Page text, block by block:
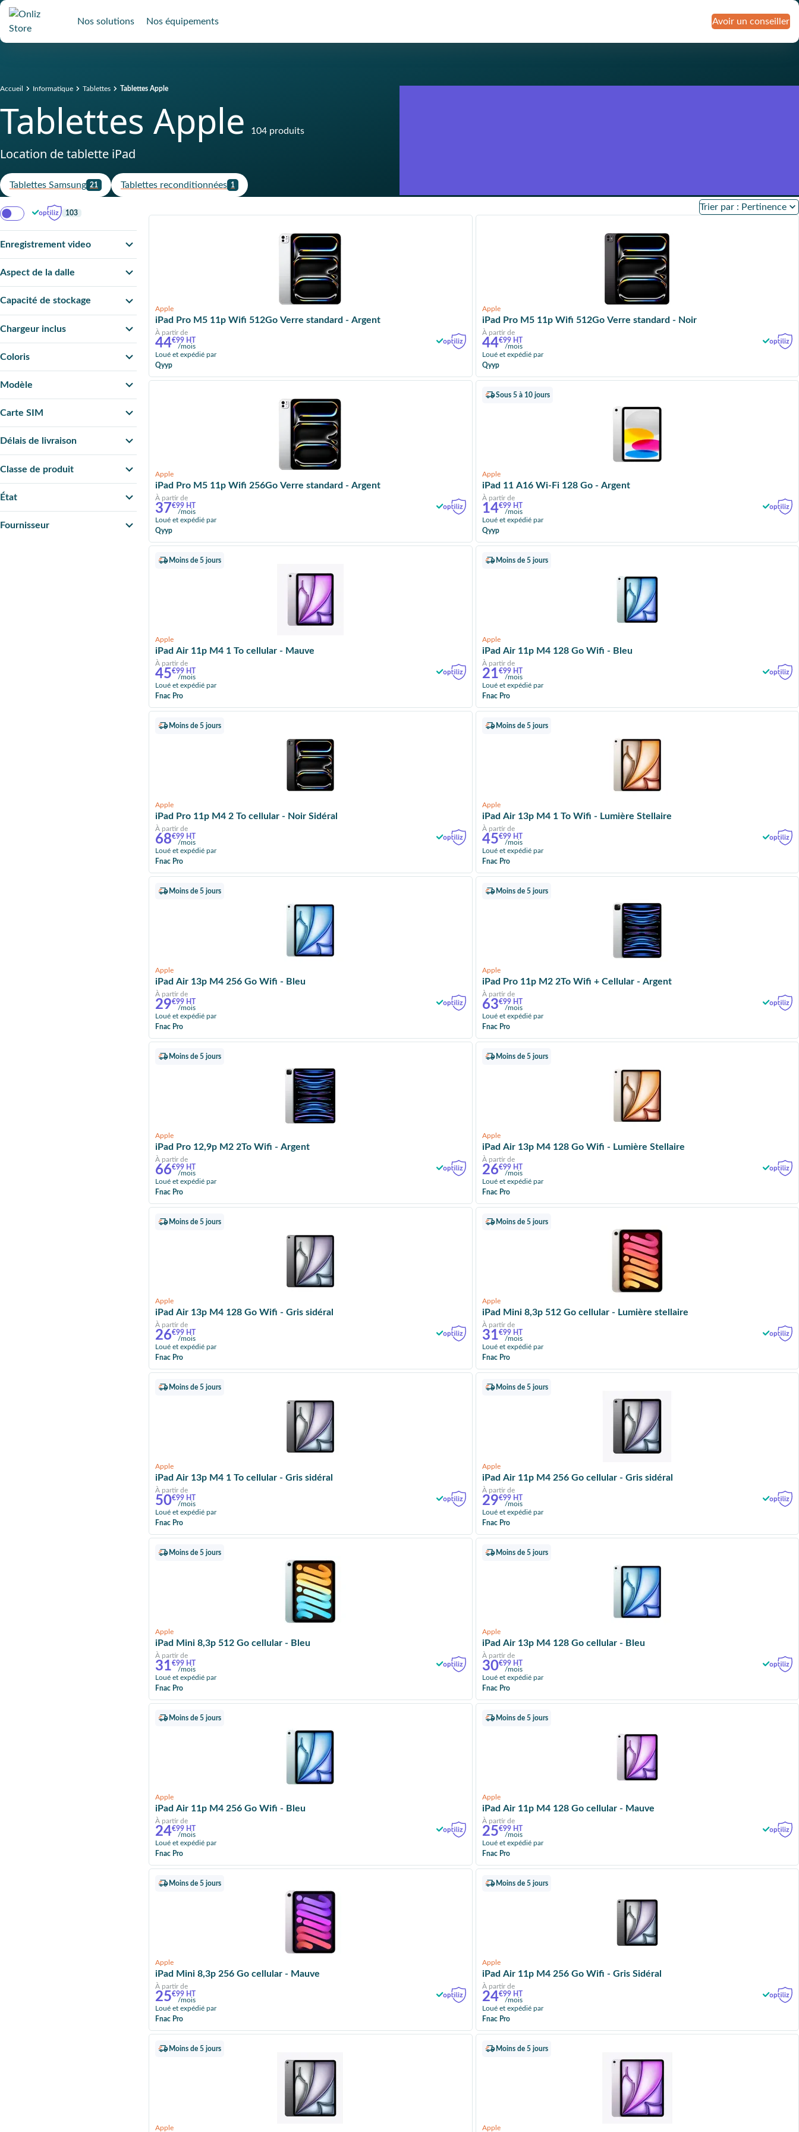
Nos solutions Nos équipements Avoir un conseiller
Accueil Informatique Tablettes Tablettes Apple
Tablettes Apple 104 produits
Location de tablette iPad
Tablettes Samsung 21 Tablettes reconditionnées 1
103
Enregistrement video
Aspect de la dalle
Capacité de stockage
Chargeur inclus
Coloris
Modèle
Carte SIM
Délais de livraison
Classe de produit
État
Fournisseur
Trier par : Pertinence
Apple
iPad Pro M5 11p Wifi 512Go Verre standard - Argent
À partir de
44€99 HT
/mois
Loué et expédié par
Qyyp
Apple
iPad Pro M5 11p Wifi 512Go Verre standard - Noir
À partir de
44€99 HT
/mois
Loué et expédié par
Qyyp
Apple
iPad Pro M5 11p Wifi 256Go Verre standard - Argent
À partir de
37€99 HT
/mois
Loué et expédié par
Qyyp
Sous 5 à 10 jours
Apple
iPad 11 A16 Wi‑Fi 128 Go - Argent
À partir de
14€99 HT
/mois
Loué et expédié par
Qyyp
Moins de 5 jours
Apple
iPad Air 11p M4 1 To cellular - Mauve
À partir de
45€99 HT
/mois
Loué et expédié par
Fnac Pro
Moins de 5 jours
Apple
iPad Air 11p M4 128 Go Wifi - Bleu
À partir de
21€99 HT
/mois
Loué et expédié par
Fnac Pro
Moins de 5 jours
Apple
iPad Pro 11p M4 2 To cellular - Noir Sidéral
À partir de
68€99 HT
/mois
Loué et expédié par
Fnac Pro
Moins de 5 jours
Apple
iPad Air 13p M4 1 To Wifi - Lumière Stellaire
À partir de
45€99 HT
/mois
Loué et expédié par
Fnac Pro
Moins de 5 jours
Apple
iPad Air 13p M4 256 Go Wifi - Bleu
À partir de
29€99 HT
/mois
Loué et expédié par
Fnac Pro
Moins de 5 jours
Apple
iPad Pro 11p M2 2To Wifi + Cellular - Argent
À partir de
63€99 HT
/mois
Loué et expédié par
Fnac Pro
Moins de 5 jours
Apple
iPad Pro 12,9p M2 2To Wifi - Argent
À partir de
66€99 HT
/mois
Loué et expédié par
Fnac Pro
Moins de 5 jours
Apple
iPad Air 13p M4 128 Go Wifi - Lumière Stellaire
À partir de
26€99 HT
/mois
Loué et expédié par
Fnac Pro
Moins de 5 jours
Apple
iPad Air 13p M4 128 Go Wifi - Gris sidéral
À partir de
26€99 HT
/mois
Loué et expédié par
Fnac Pro
Moins de 5 jours
Apple
iPad Mini 8,3p 512 Go cellular - Lumière stellaire
À partir de
31€99 HT
/mois
Loué et expédié par
Fnac Pro
Moins de 5 jours
Apple
iPad Air 13p M4 1 To cellular - Gris sidéral
À partir de
50€99 HT
/mois
Loué et expédié par
Fnac Pro
Moins de 5 jours
Apple
iPad Air 11p M4 256 Go cellular - Gris sidéral
À partir de
29€99 HT
/mois
Loué et expédié par
Fnac Pro
Moins de 5 jours
Apple
iPad Mini 8,3p 512 Go cellular - Bleu
À partir de
31€99 HT
/mois
Loué et expédié par
Fnac Pro
Moins de 5 jours
Apple
iPad Air 13p M4 128 Go cellular - Bleu
À partir de
30€99 HT
/mois
Loué et expédié par
Fnac Pro
Moins de 5 jours
Apple
iPad Air 11p M4 256 Go Wifi - Bleu
À partir de
24€99 HT
/mois
Loué et expédié par
Fnac Pro
Moins de 5 jours
Apple
iPad Air 11p M4 128 Go cellular - Mauve
À partir de
25€99 HT
/mois
Loué et expédié par
Fnac Pro
Moins de 5 jours
Apple
iPad Mini 8,3p 256 Go cellular - Mauve
À partir de
25€99 HT
/mois
Loué et expédié par
Fnac Pro
Moins de 5 jours
Apple
iPad Air 11p M4 256 Go Wifi - Gris Sidéral
À partir de
24€99 HT
/mois
Loué et expédié par
Fnac Pro
Moins de 5 jours
Apple
Moins de 5 jours
Apple